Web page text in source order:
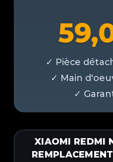
XIAOMI REDMI